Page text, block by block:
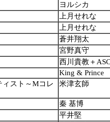
ヨルシカ
上月せれな
上月せれな
蒼井翔太
宮野真守
西川貴教＋
King & Prince
ィスト～Mコレ
米津玄師
秦 基博
平井堅